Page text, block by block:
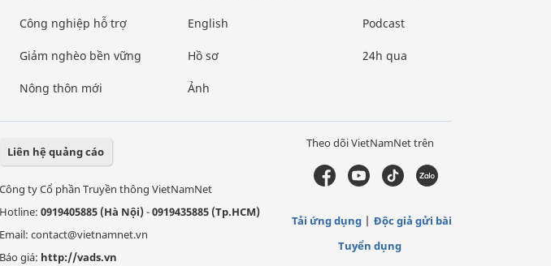
Công nghiệp hỗ trợ
Giảm nghèo bền vững
Nông thôn mới
English
Hồ sơ
Ảnh
Podcast
24h qua
Liên hệ quảng cáo
Công ty Cổ phần Truyền thông VietNamNet
Hotline: 0919405885 (Hà Nội)-0919435885 (Tp.HCM)
Email: contact@vietnamnet.vn
Báo giá: http://vads.vn
Theo dõi VietNamNet trên
Tải ứng dụng
Độc giả gửi bài
Tuyển dụng